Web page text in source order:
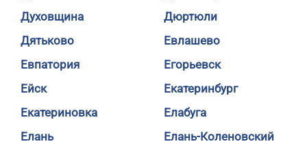
Духовщина
Дюртюли
Дятьково
Евлашево
Евпатория
Егорьевск
Ейск
Екатеринбург
Екатериновка
Елабуга
Елань
Елань-Коленовский